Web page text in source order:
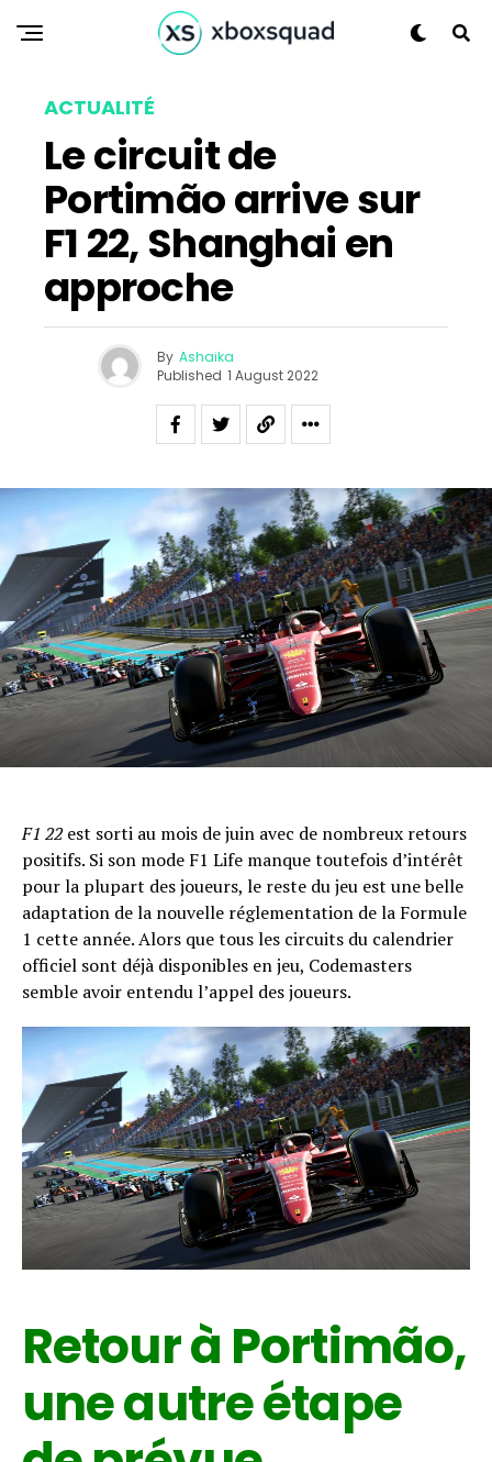
ACTUALITÉ
Le circuit de
Portimão arrive sur
F1 22, Shanghai en
approche
By Ashaika
Published 1 August 2022
F1 22est sorti au mois de juin avec de nombreux retours
positifs. Si son mode F1 Life manque toutefois d’intérêt
pour la plupart des joueurs, le reste du jeu est une belle
adaptation de la nouvelle réglementation de la Formule
1 cette année. Alors que tous les circuits du calendrier
officiel sont déjà disponibles en jeu, Codemasters
semble avoir entendu l’appel des joueurs.
Retour à Portimão,
une autre étape
Flipboard
Reddit
Pinterest
Whatsapp
Email